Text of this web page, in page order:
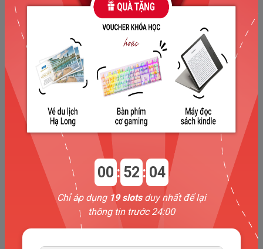
2. Thời gian làm việc: Part time 4-5 buổi/ tuần.
3. Yêu cầu: Có IELTStối thiểu 8.0 Overall
; không kĩ năng
nào dưới 6.5.
4. Trách nhiệm:
Trợ giảng các lớp học theo yêu cầu của TCE; tham gia
trực lớp và hỗ trợ học viên tối thiệu 1 buổi/tuần.
Hỗ trợ hoạt động phát triển đội nhóm và xây dựng tài
Tham gia các hoạt động đào tạo chuyên môn và hỗ trợ
học viên: hỗ trợ tổ chức speaking club, chia sẻ kiến
thức, …
Cam kết gắn bó ít nhất 1 năm.
5. Quyền lợi
00 : 52 : 03
Chỉ áp dụng 19 slotsduy nhất để lại
thông tin trước 24:00